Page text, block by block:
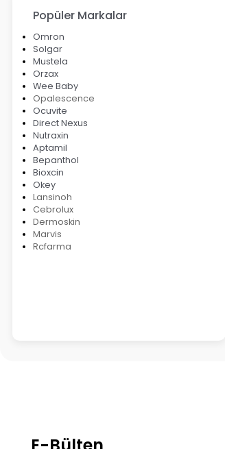
Popüler Markalar
Omron
Solgar
Mustela
Orzax
Wee Baby
Opalescence
Ocuvite
Direct Nexus
Nutraxin
Aptamil
Bepanthol
Bioxcin
Okey
Lansinoh
Cebrolux
Dermoskin
Marvis
Rcfarma